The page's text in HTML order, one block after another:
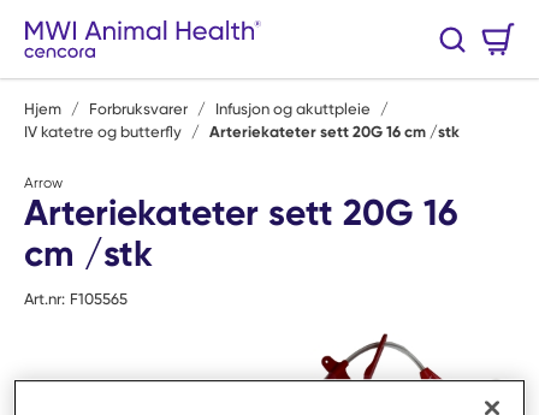
Hopp til hovedinnhold
Søk
Hjem / Forbruksvarer / Infusjon og akuttpleie
/
IV katetre og butterfly / Arteriekateter sett 20G 16 cm /stk
Arrow
Arteriekateter sett 20G 16
cm /stk
Art.nr: F105565